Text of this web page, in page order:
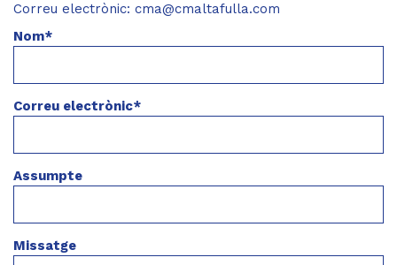
Correu electrònic: cma@cmaltafulla.com
Nom*
Correu electrònic*
Assumpte
Missatge